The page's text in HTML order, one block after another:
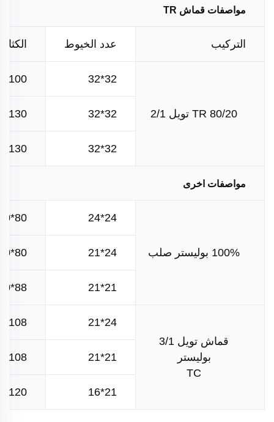
مواصفات قماش TR
التركيب عدد الخيوط
TR 80/20 تويل 2/1
32*32
100*70
32*32
130*60
32*32
130*70
مواصفات اخرى
100% بوليستر صلب
24*24
80*60
24*21
80*60
21*21
88*60
قماش تويل 3/1
بوليستر
TC
24*21
108*58
21*21
108*58
21*16
120*60